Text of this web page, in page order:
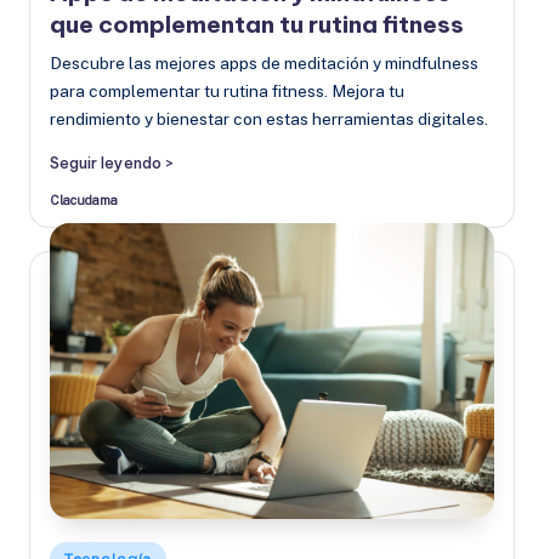
que complementan tu rutina fitness
Descubre las mejores apps de meditación y mindfulness
para complementar tu rutina fitness. Mejora tu
rendimiento y bienestar con estas herramientas digitales.
Seguir leyendo >
Publicado
Clacudama
Publicado